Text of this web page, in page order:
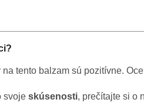
tento balzam sú pozitívne.
svoje skúsenosti, prečítajte si o